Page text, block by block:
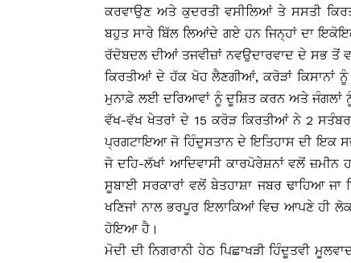
ਕਰਵਾਉਣ ਅਤੇ ਕੁਦਰਤੀ ਵਸੀਲਿਆਂ ਤੇ ਸਸਤੀ
ਬਹੁਤ ਸਾਰੇ ਬਿੱਲ ਲਿਆਂਦੇ ਗਏ ਹਨ ਜਿਨ੍ਹਾਂ ਦਾ
ਰੱਦੋਬਦਲ ਦੀਆਂ ਤਜਵੀਜ਼ਾਂ ਨਵਉਦਾਰਵਾਦ ਦੇ ਸਭ ਤੋਂ
ਕਿਰਤੀਆਂ ਦੇ ਹੱਕ ਖੋਹ ਲੈਣਗੀਆਂ, ਕਰੋੜਾਂ
ਮੁਨਾਫ਼ੇ ਲਈ ਦਰਿਆਵਾਂ ਨੂੰ ਦੂਸ਼ਿਤ ਕਰਨ ਅਤੇ ਜੰਗਲਾਂ
ਵੱਖ-ਵੱਖ ਖੇਤਰਾਂ ਦੇ 15 ਕਰੋੜ ਕਿਰਤੀਆਂ ਨੇ 2
ਪ੍ਰਗਟਾਇਆ ਜੋ ਹਿੰਦੁਸਤਾਨ ਦੇ ਇਤਿਹਾਸ ਦੀ ਇਕ
ਜੋ ਦਹਿ-ਲੱਖਾਂ ਆਦਿਵਾਸੀ ਕਾਰਪੋਰੇਸ਼ਨਾਂ ਵਲੋਂ
ਸੂਬਾਈ ਸਰਕਾਰਾਂ ਵਲੋਂ ਬੇਤਹਾਸ਼ਾ ਜਬਰ ਢਾਹਿਆ
ਖਣਿਜਾਂ ਨਾਲ ਭਰਪੂਰ ਇਲਾਕਿਆਂ ਵਿਚ ਆਪਣੇ ਹੀ
ਹੋਇਆ ਹੈ।
ਮੋਦੀ ਦੀ ਨਿਗਰਾਨੀ ਹੇਠ ਪਿਛਾਖੜੀ ਹਿੰਦੂਤਵੀ